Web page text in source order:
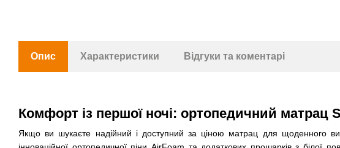
Опис Характеристики Відгуки та коментарі
Комфорт із першої ночі: ортопедичний матрац
Якщо ви шукаєте надійний і доступний за ціною матрац для щоденного